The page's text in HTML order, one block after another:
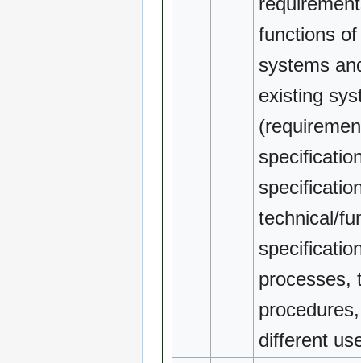
functions
systems
existing
technical/
processes,
different